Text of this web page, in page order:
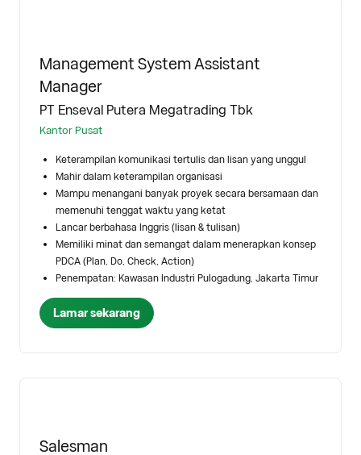
Management System Assistant
Manager
PT Enseval Putera Megatrading Tbk
Kantor Pusat
Keterampilan komunikasi tertulis dan lisan yang unggul
Mahir dalam keterampilan organisasi
Mampu menangani banyak proyek secara bersamaan dan
memenuhi tenggat waktu yang ketat
Lancar berbahasa Inggris (lisan & tulisan)
Memiliki minat dan semangat dalam menerapkan konsep
PDCA (Plan, Do, Check, Action)
Penempatan: Kawasan Industri Pulogadung, Jakarta Timur
Lamar sekarang
Salesman